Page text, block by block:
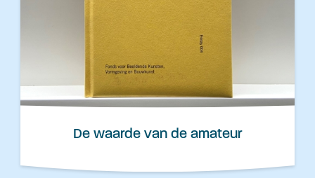
De waarde van de amateur